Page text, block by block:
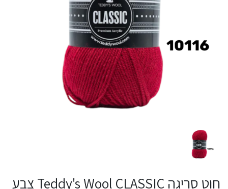
חוט סריגה Teddy's Wool CLASSIC צבע